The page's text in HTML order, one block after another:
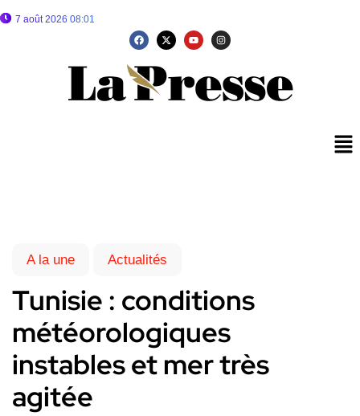
7 août 2026 08:01
A la une Actualités
Tunisie : conditions
météorologiques
instables et mer très
agitée